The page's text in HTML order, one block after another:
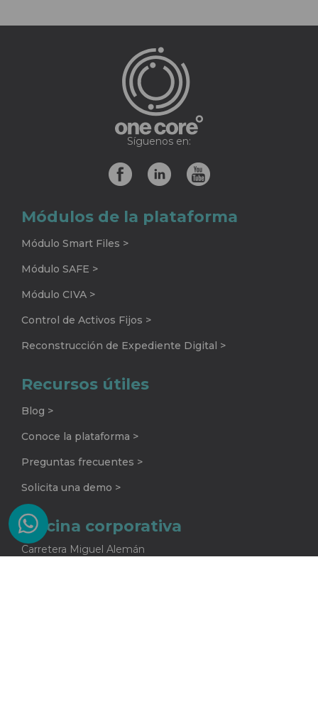
Síguenos en:
Módulos de la plataforma
Módulo Smart Files >
Módulo SAFE >
Módulo CIVA >
Control de Activos Fijos >
Reconstrucción de Expediente Digital >
Recursos útiles
Blog >
Conoce la plataforma >
Preguntas frecuentes >
Solicita una demo >
Oficina corporativa
Carretera Miguel Alemán